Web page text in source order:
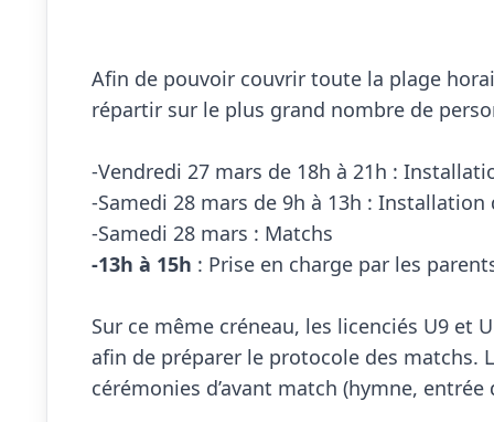
Afin de pouvoir couvrir toute la plage
répartir sur le plus grand nombre de
-Vendredi 27 mars de 18h à 21h :
-Samedi 28 mars de 9h à 13h :
-13h à 15h : Prise en charge par les
Sur ce même créneau, les licenciés U9 et
afin de préparer le protocole des matchs.
cérémonies d’avant match (hymne, entrée